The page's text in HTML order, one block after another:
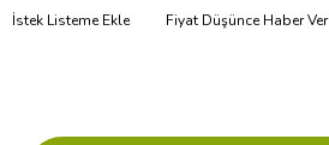
İstek Listeme Ekle Fiyat Düşünce Haber Ver